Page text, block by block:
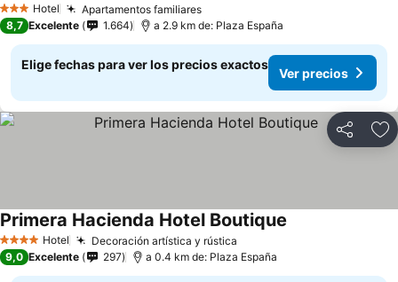
3 Estrellas
Hotel Apartamentos familiares
8,7 Excelente 1.664 a 2.9 km de: Plaza España
Elige fechas para ver los precios exactos
Ver precios
Compartir
4 EstrellasHotel Decoración artística y rústica
Primera Hacienda Hotel Boutique
9,0 Excelente 297 a 0.4 km de: Plaza España